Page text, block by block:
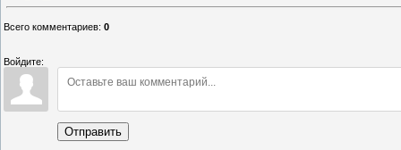
Всего комментариев: 0
Войдите:
Отправить